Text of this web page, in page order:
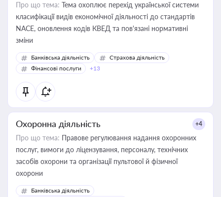
Про що тема: Тема охоплює перехід української системи
класифікації видів економічної діяльності до стандартів
NACE, оновлення кодів КВЕД та пов'язані нормативні
зміни
Банківська діяльність
Страхова діяльність
Фінансові послуги
+13
Охоронна діяльність +4
Про що тема: Правове регулювання надання охоронних
послуг, вимоги до ліцензування, персоналу, технічних
засобів охорони та організації пультової й фізичної
охорони
Банківська діяльність